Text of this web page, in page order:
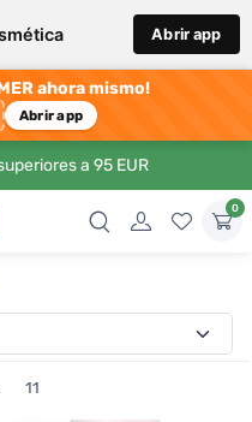
Abrir app
ahora mismo!
Abrir app
a 95 EUR
0
11